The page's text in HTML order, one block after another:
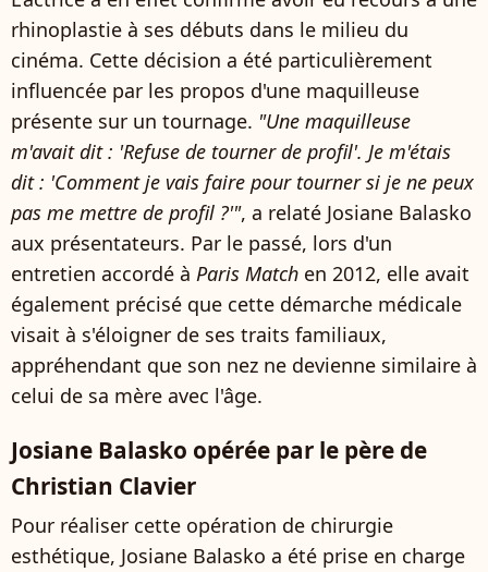
rhinoplastie à ses débuts dans le milieu du
cinéma. Cette décision a été particulièrement
influencée par les propos d'une maquilleuse
présente sur un tournage. "Une maquilleuse
m'avait dit : 'Refuse de tourner de profil'. Je m'étais
dit : 'Comment je vais faire pour tourner si je ne peux
pas me mettre de profil ?'", a relaté Josiane Balasko
aux présentateurs. Par le passé, lors d'un
entretien accordé à Paris Match en 2012, elle avait
également précisé que cette démarche médicale
visait à s'éloigner de ses traits familiaux,
appréhendant que son nez ne devienne similaire à
celui de sa mère avec l'âge.
Josiane Balasko opérée par le père de
Christian Clavier
Pour réaliser cette opération de chirurgie
esthétique, Josiane Balasko a été prise en charge